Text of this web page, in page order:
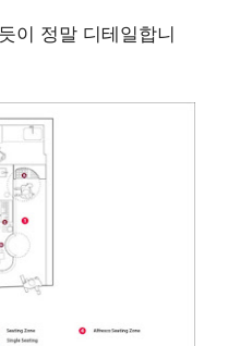
이 정말 디테일합니